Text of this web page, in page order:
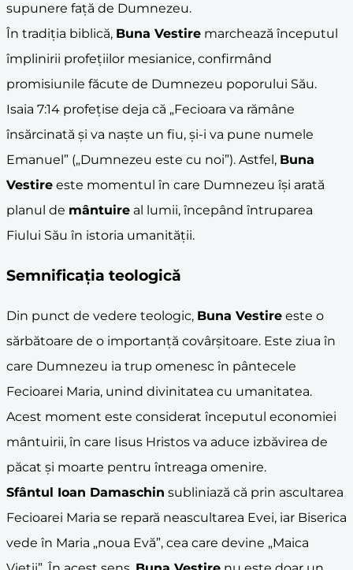
supunere față de Dumnezeu.
În tradiția biblică, Buna Vestire marchează începutul
împlinirii profețiilor mesianice, confirmând
promisiunile făcute de Dumnezeu poporului Său.
Isaia 7:14 profețise deja că „Fecioara va rămâne
însărcinată și va naște un fiu, și-i va pune numele
Emanuel” („Dumnezeu este cu noi”). Astfel, Buna
Vestire este momentul în care Dumnezeu își arată
planul de mântuire al lumii, începând întruparea
Fiului Său în istoria umanității.
Semnificația teologică
Din punct de vedere teologic, Buna Vestire este o
sărbătoare de o importanță covârșitoare. Este ziua în
care Dumnezeu ia trup omenesc în pântecele
Fecioarei Maria, unind divinitatea cu umanitatea.
Acest moment este considerat începutul economiei
mântuirii, în care Iisus Hristos va aduce izbăvirea de
păcat și moarte pentru întreaga omenire.
Sfântul Ioan Damaschin subliniază că prin ascultarea
Fecioarei Maria se repară neascultarea Evei, iar Biserica
vede în Maria „noua Evă”, cea care devine „Maica